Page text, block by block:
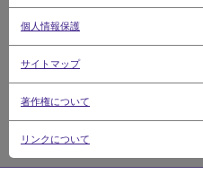
個人情報保護
サイトマップ
著作権について
リンクについて